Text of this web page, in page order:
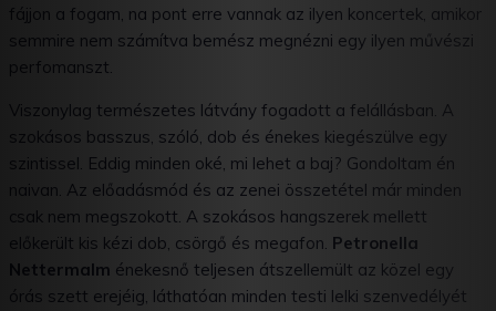
fájjon a fogam, na pont erre vannak az ilyen koncertek, amikor
semmire nem számítva bemész megnézni egy ilyen művészi
perfomanszt.
Viszonylag természetes látvány fogadott a felállásban. A
szokásos basszus, szóló, dob és énekes kiegészülve egy
szintissel. Eddig minden oké, mi lehet a baj? Gondoltam én
naivan. Az előadásmód és az zenei összetétel már minden
csak nem megszokott. A szokásos hangszerek mellett
előkerült kis kézi dob, csörgő és megafon. Petronella
Nettermalm énekesnő teljesen átszellemült az közel egy
órás szett erejéig, láthatóan minden testi lelki szenvedélyét